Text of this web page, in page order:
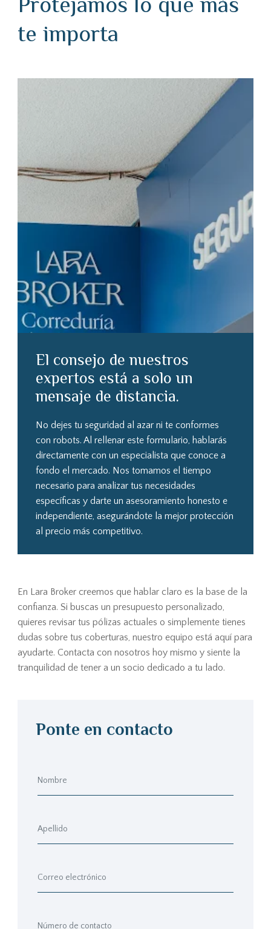
te importa
El consejo de nuestros
expertos está a solo un
mensaje de distancia.
No dejes tu seguridad al azar ni te conformes
con robots. Al rellenar este formulario, hablarás
directamente con un especialista que conoce a
fondo el mercado. Nos tomamos el tiempo
necesario para analizar tus necesidades
específicas y darte un asesoramiento honesto e
independiente, asegurándote la mejor protección
al precio más competitivo.
En Lara Broker creemos que hablar claro es la base de la
confianza. Si buscas un presupuesto personalizado,
quieres revisar tus pólizas actuales o simplemente tienes
dudas sobre tus coberturas, nuestro equipo está aquí para
ayudarte. Contacta con nosotros hoy mismo y siente la
tranquilidad de tener a un socio dedicado a tu lado.
Ponte en contacto